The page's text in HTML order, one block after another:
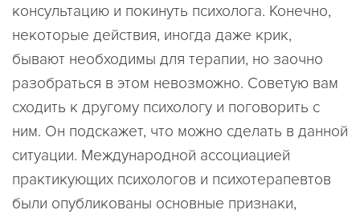
консультацию и покинуть психолога. Конечно,
некоторые действия, иногда даже крик,
бывают необходимы для терапии, но заочно
разобраться в этом невозможно. Советую вам
сходить к другому психологу и поговорить с
ним. Он подскажет, что можно сделать в данной
ситуации. Международной ассоциацией
практикующих психологов и психотерапевтов
были опубликованы основные признаки,